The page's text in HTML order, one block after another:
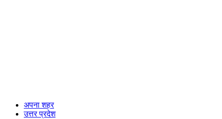
अपना शहर
उत्तर प्रदेश